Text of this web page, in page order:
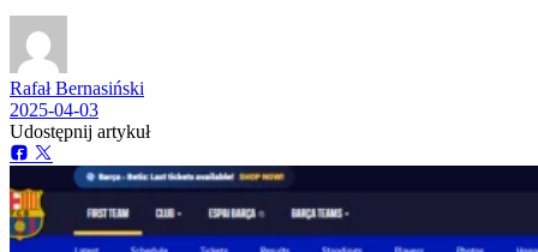
Rafał Bernasiński
2025-04-03
Udostępnij artykuł